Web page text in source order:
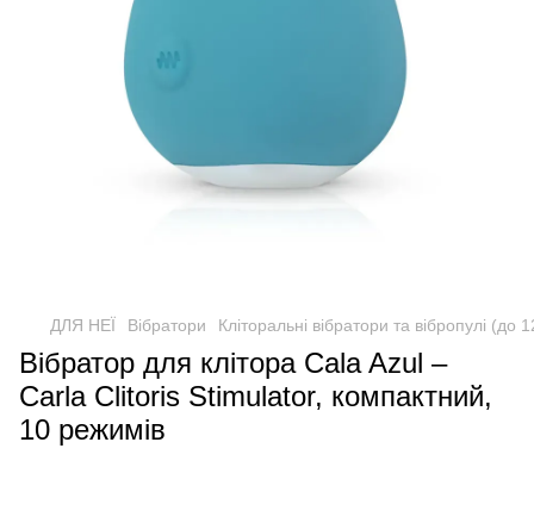
ДЛЯ НЕЇ Вібратори Кліторальні вібратори та вібропулі (до
Вібратор для клітора Cala Azul –
Carla Clitoris Stimulator, компактний,
10 режимів